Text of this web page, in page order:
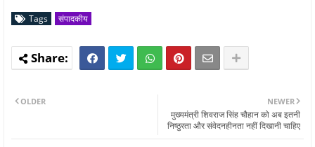
Tags संपादकीय
NEWER
मुख्यमंत्री शिवराज सिंह चौहान को अब इतनी
निष्ठुरता और संवेदनहीनता नहीं दिखानी चाहिए
OLDER